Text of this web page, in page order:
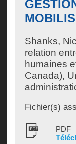
Shanks,
relation
humaines
Canada),
Fichier(s)
PDF